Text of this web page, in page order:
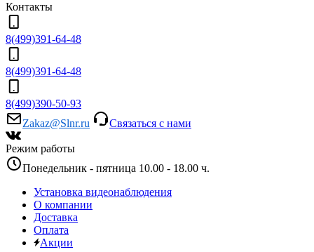
Контакты
8(499)391-64-48
8(499)391-64-48
8(499)390-50-93
Zakaz@Slnr.ru
Связаться с нами
Режим работы
Понедельник - пятница 10.00 - 18.00 ч.
Установка видеонаблюдения
О компании
Доставка
Оплата
Акции